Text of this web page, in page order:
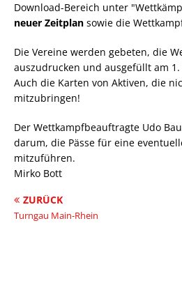
Download-Bereich unter
neuer Zeitplan sowie die
Die Vereine werden gebeten, die
auszudrucken und ausgefüllt am
Auch die Karten von Aktiven, die
mitzubringen!
Der Wettkampfbeauftragte Udo
darum, die Pässe für eine
mitzuführen.
Mirko Bott
ZURÜCK
Turngau Main-Rhein